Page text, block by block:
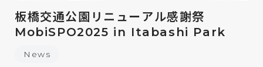
板橋交通公園リニューアル感謝祭
MobiSPO2025 in Itabashi Park
News